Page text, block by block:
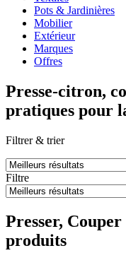
Pots & Jardinières
Mobilier
Extérieur
Marques
Offres
Presse-citron,
pratiques pour
Filtrer & trier
Filtre
Presser,
produits